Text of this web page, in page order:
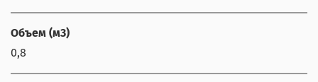
Объем (м3)
0,8